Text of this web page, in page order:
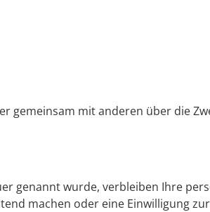
gemeinsam mit anderen über die
genannt wurde, verbleiben Ihre
machen oder eine Einwilligung